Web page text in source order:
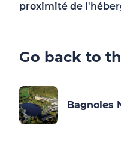
proximité de
Go back to
Bagnoles